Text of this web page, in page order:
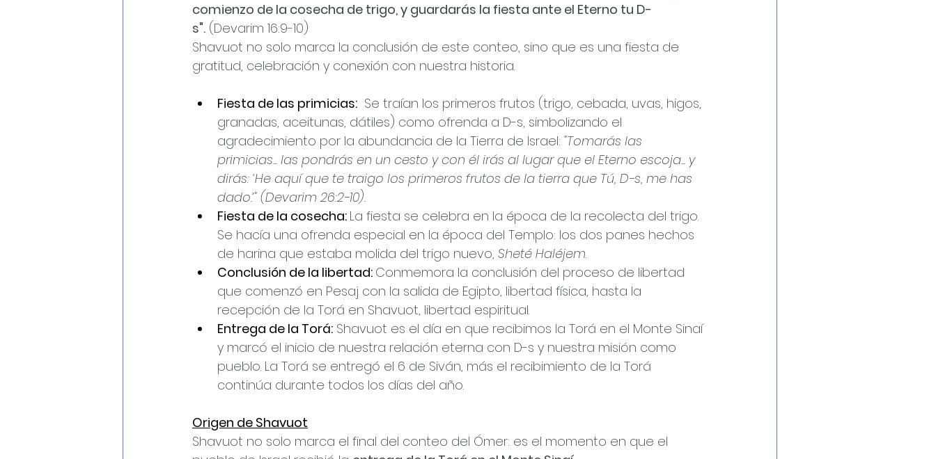
comienzo de la cosecha de trigo, y guardarás la fiesta ante el Eterno tu D-
s". (Devarim 16:9-10)
Shavuot no solo marca la conclusión de este conteo, sino que es una fiesta de
gratitud, celebración y conexión con nuestra historia.
Fiesta de las primicias: Se traían los primeros frutos (trigo, cebada, uvas, higos,
granadas, aceitunas, dátiles) como ofrenda a D-s, simbolizando el
agradecimiento por la abundancia de la Tierra de Israel: "Tomarás las
primicias... las pondrás en un cesto y con él irás al lugar que el Eterno escoja... y
dirás: ‘He aquí que te traigo los primeros frutos de la tierra que Tú, D-s, me has
dado.’" (Devarim 26:2-10).
Fiesta de la cosecha: La fiesta se celebra en la época de la recolecta del trigo.
Se hacía una ofrenda especial en la época del Templo: los dos panes hechos
de harina que estaba molida del trigo nuevo, Sheté Haléjem.
Conclusión de la libertad: Conmemora la conclusión del proceso de libertad
que comenzó en Pesaj con la salida de Egipto, libertad física, hasta la
recepción de la Torá en Shavuot, libertad espiritual.
Entrega de la Torá: Shavuot es el día en que recibimos la Torá en el Monte Sinaí
y marcó el inicio de nuestra relación eterna con D-s y nuestra misión como
pueblo. La Torá se entregó el 6 de Siván, más el recibimiento de la Torá
continúa durante todos los días del año.
Origen de Shavuot
Shavuot no solo marca el final del conteo del Ómer: es el momento en que el